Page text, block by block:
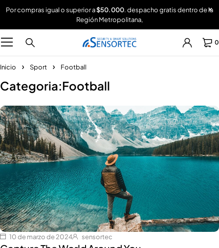
Por compras igual o superior a$50.000. despacho gratis dentro de la
Región Metropolitana,
0
Inicio Sport Football
Categoria:Football
10 de marzo de 2024 sensortec